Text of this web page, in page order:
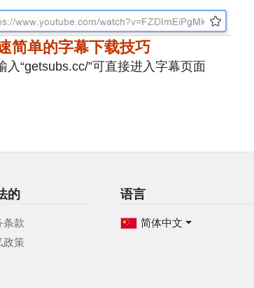
简单的字幕下载技巧
入“getsubs.cc/”可直接进入字幕页面
的
条款
政策
语言
简体中文